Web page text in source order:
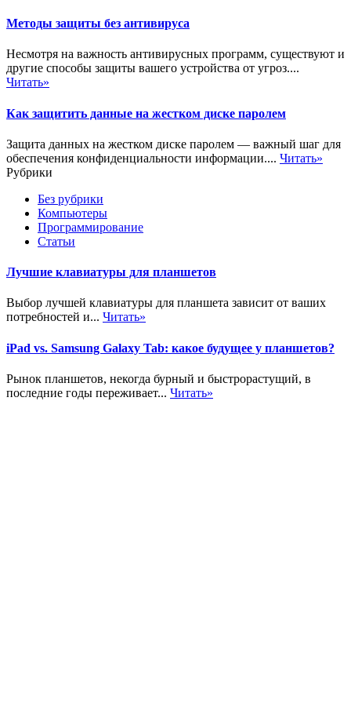
Методы защиты без антивируса
Несмотря на важность антивирусных программ, существуют и
другие способы защиты вашего устройства от угроз....
Читать»
Как защитить данные на жестком диске паролем
Защита данных на жестком диске паролем — важный шаг для
обеспечения конфиденциальности информации.... Читать»
Рубрики
Без рубрики
Компьютеры
Программирование
Статьи
Лучшие клавиатуры для планшетов
Выбор лучшей клавиатуры для планшета зависит от ваших
потребностей и... Читать»
iPad vs. Samsung Galaxy Tab: какое будущее у планшетов?
Рынок планшетов, некогда бурный и быстрорастущий, в
последние годы переживает... Читать»